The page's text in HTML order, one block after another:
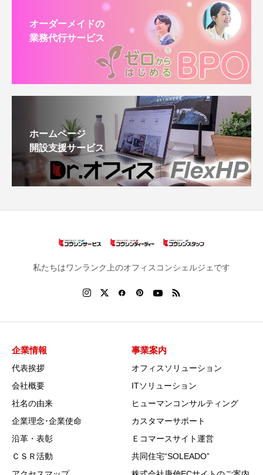
オーダーメイドの
業務代行サービス
ホームページ
開設支援サービス
私たちはワンランク上のオフィスコンシェルジェです
企業情報
代表挨拶
会社概要
社名の由来
企業理念･企業使命
沿革・表彰
ＣＳＲ活動
事業案内
オフィスソリューション
ITソリューション
ヒューマンコンサルティング
カスタマーサポート
Ｅコマースサイト運営
共同住宅“SOLEADO”